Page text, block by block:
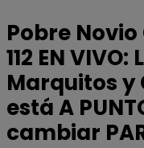
Pobre
112 EN
Marquitos y
está A
cambiar